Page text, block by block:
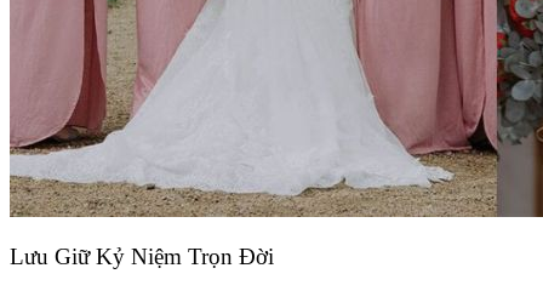
Lưu Giữ Kỷ Niệm Trọn Đời